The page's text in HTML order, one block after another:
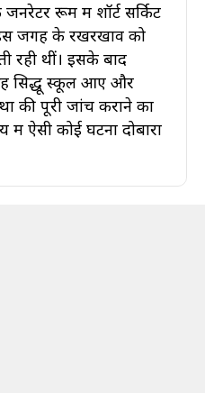
जनरेटर रूम में शॉर्ट सर्किट
जगह के रखरखाव को
रही थीं। इसके बाद
सिद्धू स्कूल आए और
की पूरी जांच कराने का
में ऐसी कोई घटना दोबारा